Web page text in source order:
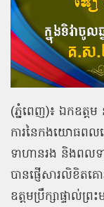
(ភ្នំពេញ)៖ ឯកឧត្ដ
ការនៃកងយោធពល
ទាហានរង និងពល
បានផ្ញើសារលិខិត
ឧត្ដមប្រឹក្សាផ្ទាល់ព្